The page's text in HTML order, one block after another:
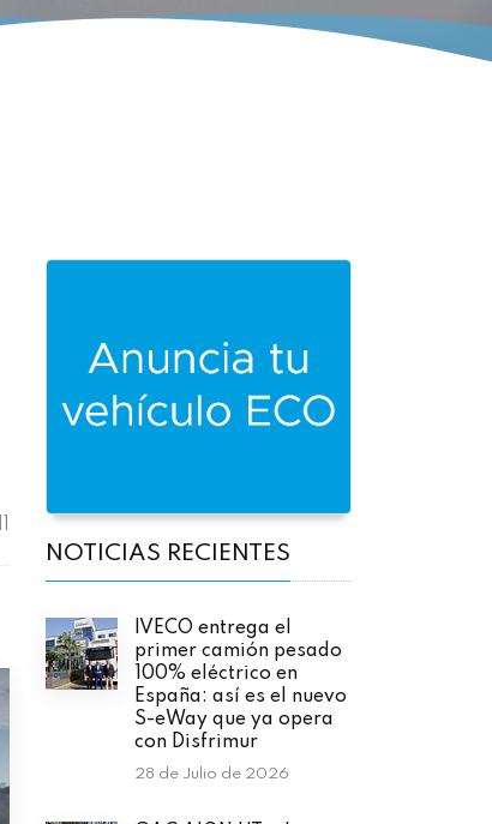
NOTICIAS RECIENTES
IVECO entrega el
primer camión pesado
100% eléctrico en
España: así es el nuevo
S-eWay que ya opera
con Disfrimur
28 de Julio de 2026